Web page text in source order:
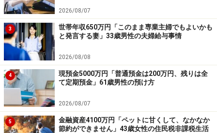
ーーーーーーーーーーーーーーーー
※住民税が非課税となる基準は自治体や世帯構成などに
より異なります
※本文中のコメントは、投稿内容をもとに読みやすく再
構成しています
※エピソードは投稿者の当時のものです。現在とはサー
ビスや金額などの情報が異なることがございます
※投稿エピソードのため、内容の正確性を保証するもの
ではございません
2026/08/07
3
世帯年収650万円「このまま専業主婦でもよいかも
と発言する妻」33歳男性の夫婦給与事情
2026/08/08
4
現預金5000万円「普通預金は200万円、残りは全
て定期預金」61歳男性の預け方
2026/08/07
5
金融資産4100万円「ペットに甘くして、なかなか
節約ができません」43歳女性の住民税非課税生活